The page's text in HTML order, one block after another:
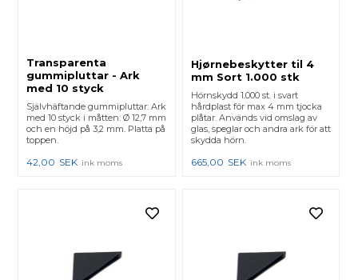
Transparenta
gummipluttar - Ark
med 10 styck
Självhäftande gummipluttar: Ark
med 10 styck i måtten: Ø 12,7 mm
och en höjd på 3,2 mm. Platta på
toppen.
42,00 SEK ink moms
Hjørnebeskytter til 4
mm Sort 1.000 stk
Hörnskydd 1.000 st. i svart
hårdplast för max 4 mm tjocka
plåtar. Används vid omslag av
glas, speglar och andra ark för att
skydda hörn.
665,00 SEK ink moms